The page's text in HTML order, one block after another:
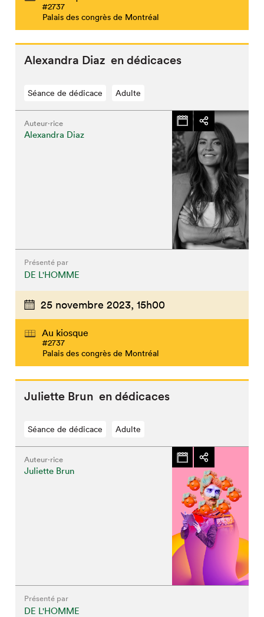
#2737
Palais des congrès de Montréal
Alexandra Diaz en dédicaces
Séance de dédicace Adulte
Auteur·rice
Alexandra Diaz
Présenté par
DE L'HOMME
25 novembre 2023, 15h00
Au kiosque
#2737
Palais des congrès de Montréal
Juliette Brun en dédicaces
Séance de dédicace Adulte
Auteur·rice
Juliette Brun
Présenté par
DE L'HOMME